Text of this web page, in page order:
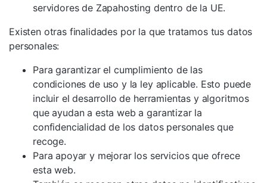
servidores de Zapahosting dentro de la UE.
Existen otras finalidades por la que tratamos tus datos
personales:
Para garantizar el cumplimiento de las
condiciones de uso y la ley aplicable. Esto puede
incluir el desarrollo de herramientas y algoritmos
que ayudan a esta web a garantizar la
confidencialidad de los datos personales que
recoge.
Para apoyar y mejorar los servicios que ofrece
esta web.